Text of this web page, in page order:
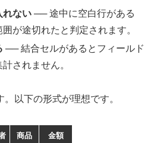
れない ── 途中に空白行がある
が途切れたと判定されます。
── 結合セルがあるとフィールド
されません。
以下の形式が理想です。
商品 金額